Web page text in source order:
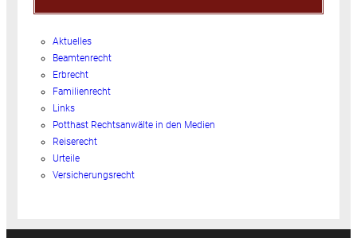
Aktuelles
Beamtenrecht
Erbrecht
Familienrecht
Links
Potthast Rechtsanwälte in den Medien
Reiserecht
Urteile
Versicherungsrecht